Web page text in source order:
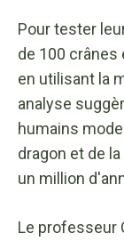
Pour tester
de 100 crânes
en utilisant la
analyse
humains
dragon et de
un million
Le professeur